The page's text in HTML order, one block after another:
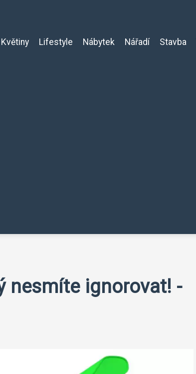
Květiny Lifestyle Nábytek Nářadí Stavba
nesmíte ignorovat! -